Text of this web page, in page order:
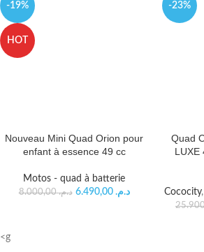
-19%
HOT
Nouveau Mini Quad Orion pour
enfant à essence 49 cc
Motos - quad à batterie
د.م.8.000,00 د.م. 6.490,00
-23%
Quad
LUXE
Cococity,
<g